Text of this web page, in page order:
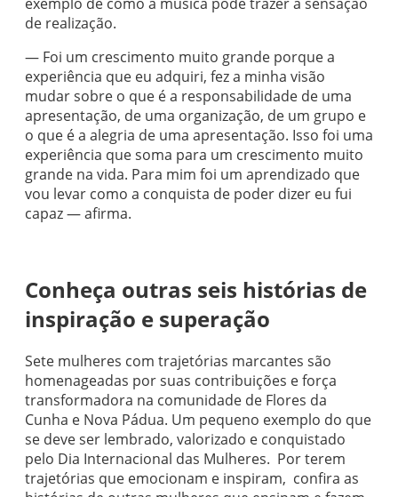
de realização.
— Foi um crescimento muito grande porque a
experiência que eu adquiri, fez a minha visão
mudar sobre o que é a responsabilidade de uma
apresentação, de uma organização, de um grupo e
o que é a alegria de uma apresentação. Isso foi uma
experiência que soma para um crescimento muito
grande na vida. Para mim foi um aprendizado que
vou levar como a conquista de poder dizer eu fui
capaz — afirma.
Conheça outras seis histórias de
inspiração e superação
Sete mulheres com trajetórias marcantes são
homenageadas por suas contribuições e força
transformadora na comunidade de Flores da
Cunha e Nova Pádua. Um pequeno exemplo do que
se deve ser lembrado, valorizado e conquistado
pelo Dia Internacional das Mulheres. Por terem
trajetórias que emocionam e inspiram, confira as